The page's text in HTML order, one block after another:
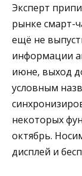
Эксперт
рынке смарт-
ещё не
информации
июне, выход
условным
некоторых
октябрь.
дисплей и